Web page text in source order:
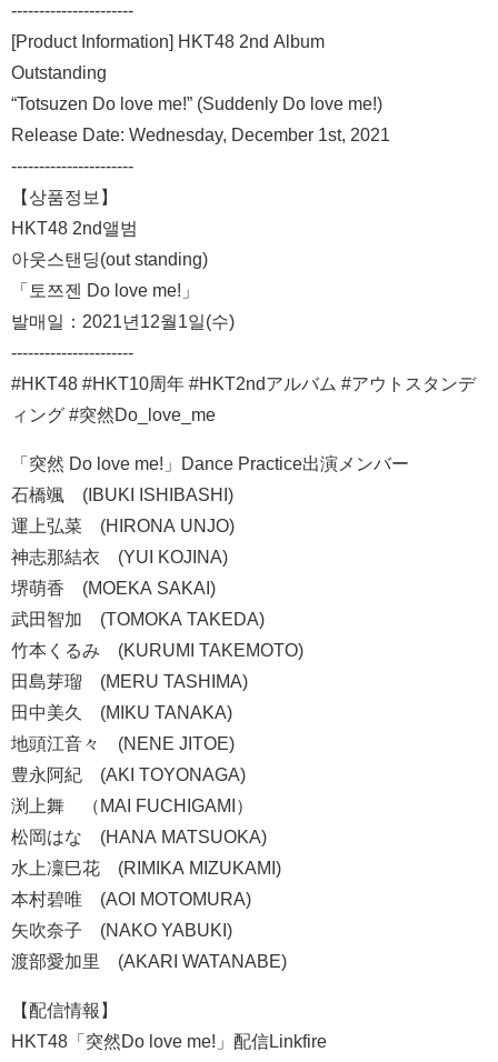
----------------------
[Product Information] HKT48 2nd Album
Outstanding
“Totsuzen Do love me!” (Suddenly Do love me!)
Release Date: Wednesday, December 1st, 2021
----------------------
【상품정보】
HKT48 2nd앨범
아웃스탠딩(out standing)
「토쯔젠 Do love me!」
발매일：2021년12월1일(수)
----------------------
#HKT48 #HKT10周年 #HKT2ndアルバム #アウトスタンデ
ィング #突然Do_love_me
「突然 Do love me!」Dance Practice出演メンバー
石橋颯 (IBUKI ISHIBASHI)
運上弘菜 (HIRONA UNJO)
神志那結衣 (YUI KOJINA)
堺萌香 (MOEKA SAKAI)
武田智加 (TOMOKA TAKEDA)
竹本くるみ (KURUMI TAKEMOTO)
田島芽瑠 (MERU TASHIMA)
田中美久 (MIKU TANAKA)
地頭江音々 (NENE JITOE)
豊永阿紀 (AKI TOYONAGA)
渕上舞 （MAI FUCHIGAMI）
松岡はな (HANA MATSUOKA)
水上凜巳花 (RIMIKA MIZUKAMI)
本村碧唯 (AOI MOTOMURA)
矢吹奈子 (NAKO YABUKI)
渡部愛加里 (AKARI WATANABE)
【配信情報】
HKT48「突然Do love me!」配信Linkfire